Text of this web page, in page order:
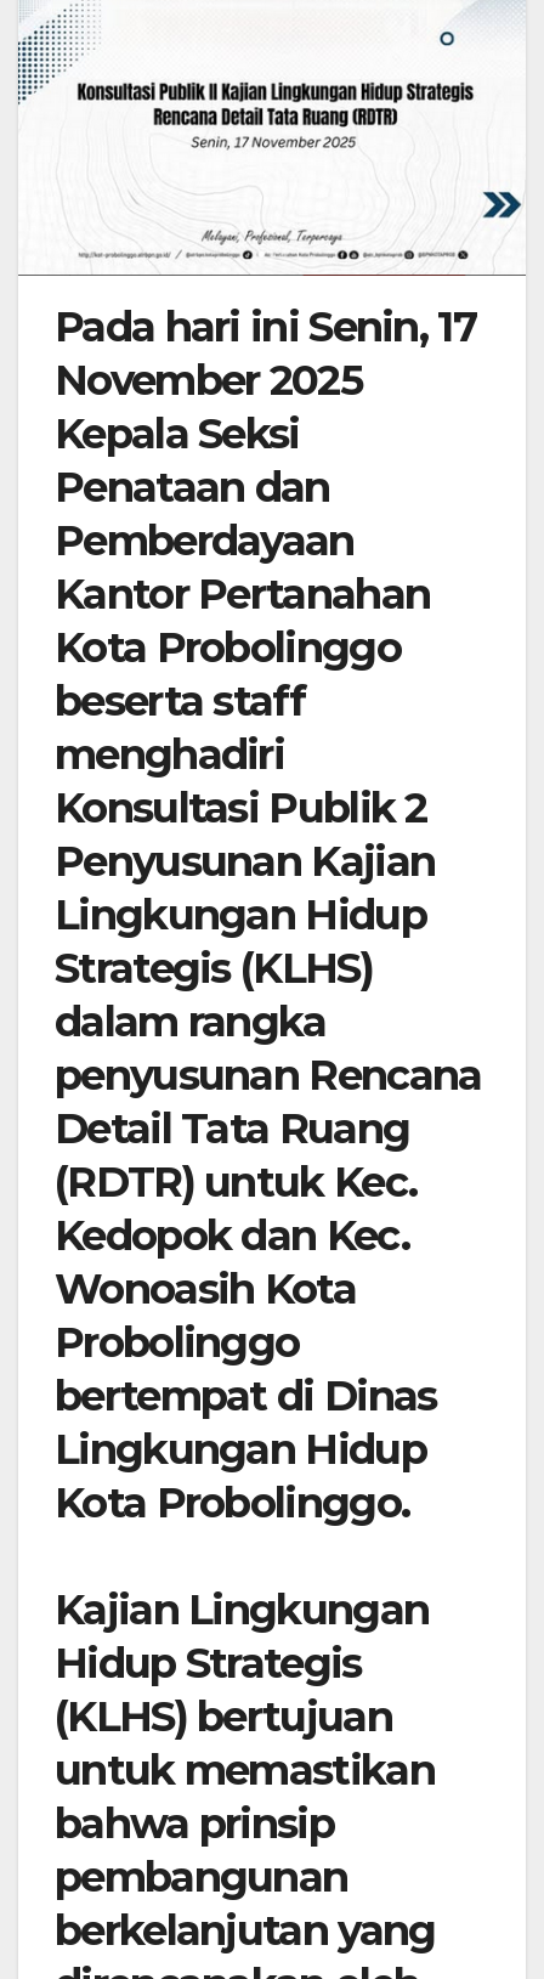
Pada hari ini Senin, 17
November 2025
Kepala Seksi
Penataan dan
Pemberdayaan
Kantor Pertanahan
Kota Probolinggo
beserta staff
menghadiri
Konsultasi Publik 2
Penyusunan Kajian
Lingkungan Hidup
Strategis (KLHS)
dalam rangka
penyusunan Rencana
Detail Tata Ruang
(RDTR) untuk Kec.
Kedopok dan Kec.
Wonoasih Kota
Probolinggo
bertempat di Dinas
Lingkungan Hidup
Kota Probolinggo.
Kajian Lingkungan
Hidup Strategis
(KLHS) bertujuan
untuk memastikan
bahwa prinsip
pembangunan
berkelanjutan yang